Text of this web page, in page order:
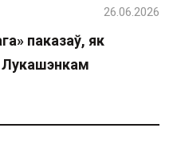
паказаў, як
Лукашэнкам
26.06.2026